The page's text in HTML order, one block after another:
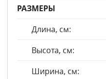
РАЗМЕРЫ
Длина, см:
Высота, см:
Ширина, см: